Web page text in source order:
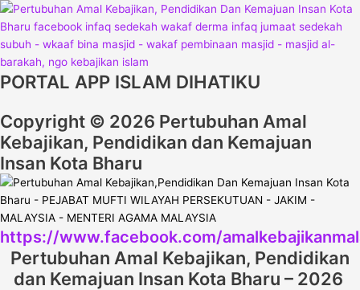
PORTAL APP ISLAM DIHATIKU
Copyright © 2026 Pertubuhan Amal
Kebajikan, Pendidikan dan Kemajuan
Insan Kota Bharu
https://www.facebook.com/
Pertubuhan Amal Kebajikan, Pendidikan
dan Kemajuan Insan Kota Bharu – 2026